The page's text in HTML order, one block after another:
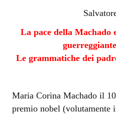
La pace della Machado
Le grammatiche dei
Maria Corina Machado il
premio nobel (volutamente